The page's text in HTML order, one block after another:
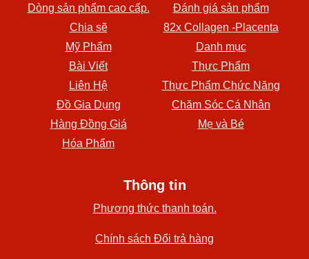
Dòng sản phẩm cao cấp.
Đánh giá sản phẩm
Chia sẽ
82x Collagen -Placenta
Mỹ Phẩm
Danh mục
Bài Viết
Thực Phẩm
Liên Hệ
Thực Phẩm Chức Năng
Đồ Gia Dụng
Chăm Sóc Cá Nhân
Hàng Đồng Giá
Mẹ và Bé
Hóa Phẩm
Thông tin
Phương thức thanh toán.
Chính sách Đổi trả hàng